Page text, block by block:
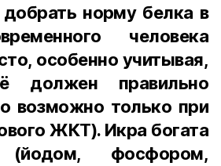
норму белка в
человека
особенно учитывая,
правильно
возможно только при
ЖКТ). Икра богата
(йодом, фосфором,